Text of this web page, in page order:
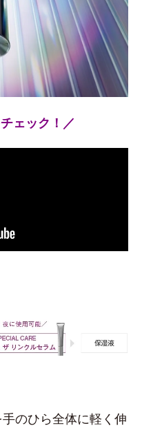
ェック！／
のひら全体に軽く伸